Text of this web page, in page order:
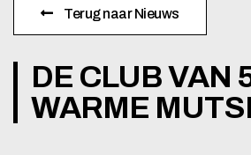
Terug naar Nieuws
DE CLUB VAN
WARME